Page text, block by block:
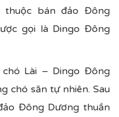
bán đảo Đông
gọi là Dingo Đông
Lài – Dingo Đông
chó săn tự nhiên. Sau
Đông Dương thuần